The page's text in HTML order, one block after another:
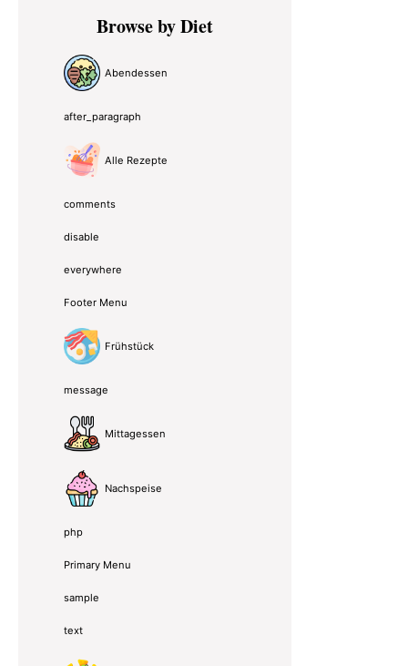
Primary
SidebarBrowse by Diet
Abendessen
after_paragraph
Alle Rezepte
comments
disable
everywhere
Footer Menu
Frühstück
message
Mittagessen
Nachspeise
php
Primary Menu
sample
text